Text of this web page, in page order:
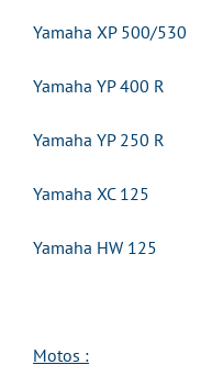
Yamaha XP 500/530
Yamaha YP 400 R
Yamaha YP 250 R
Yamaha XC 125
Yamaha HW 125
Motos :